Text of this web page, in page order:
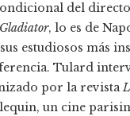
del
Gladiator, lo es de
estudiosos más
Tulard
por la revista
un cine